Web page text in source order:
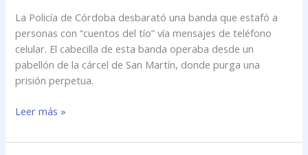
La Policía de Córdoba desbarató una banda que estafó a
personas con “cuentos del tío” vía mensajes de teléfono
celular. El cabecilla de esta banda operaba desde un
pabellón de la cárcel de San Martín, donde purga una
prisión perpetua.
Leer más »